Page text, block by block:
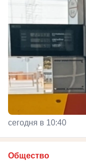
сегодня в 10:40
Общество